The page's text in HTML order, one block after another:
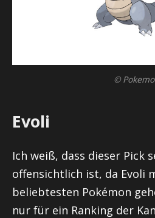
©
Evoli
Ich weiß, dass dieser Pick
offensichtlich ist, da Evoli
beliebtesten Pokémon
nur für ein Ranking der